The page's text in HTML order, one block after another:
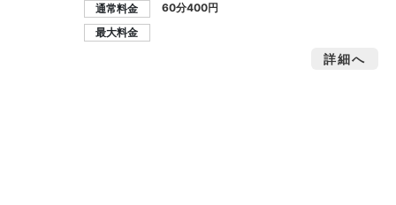
通常料金
60分400円
最大料金
詳細へ